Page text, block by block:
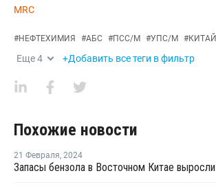
MRC
#НЕФТЕХИМИЯ #АБС #ПСС/М #УПС/М #КИТАЙ
Еще4 +Добавить все теги в фильтр
Похожие новости
21 Февраля, 2024